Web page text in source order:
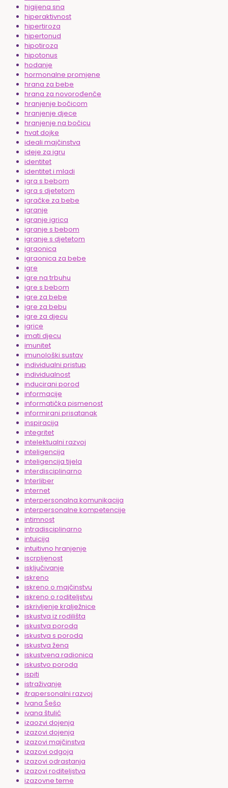
higijena sna
hiperaktivnost
hipertiroza
hipertonud
hipotiroza
hipotonus
hodanje
hormonalne promjene
hrana za bebe
hrana za novorođenče
hranjenje bočicom
hranjenje djece
hranjenje na bočicu
hvat dojke
ideali majčinstva
ideje za igru
identitet
identitet i mladi
igra s bebom
igra s djetetom
igračke za bebe
igranje
igranje igrica
igranje s bebom
igranje s djetetom
igraonica
igraonica za bebe
igre
igre na trbuhu
igre s bebom
igre za bebe
igre za bebu
igre za djecu
igrice
imati djecu
imunitet
imunološki sustav
individualni pristup
individualnost
inducirani porod
informacije
informatička pismenost
informirani prisatanak
inspiracija
integritet
intelektualni razvoj
inteligencija
inteligencija tijela
interdisciplinarno
Interliber
internet
interpersonalna komunikacija
interpersonalne kompetencije
intimnost
intradisciplinarno
intuicija
intuitivno hranjenje
iscrpljenost
isključivanje
iskreno
iskreno o majčinstvu
iskreno o roditeljstvu
iskrivljenje kralježnice
iskustva iz rodilišta
iskustva poroda
iskustva s poroda
iskustva žena
iskustvena radionica
iskustvo poroda
ispiti
istraživanje
itrapersonalni razvoj
Ivana Šešo
ivana štulić
izaozvi dojenja
izazovi dojenja
izazovi majčinstva
izazovi odgoja
izazovi odrastanja
izazovi roditeljstva
izazovne teme